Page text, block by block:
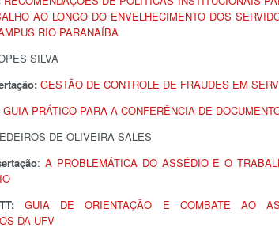
AO LONGO DO ENVELHECIMENTO DOS
RIO PARANAÍBA
SILVA
GESTÃO DE CONTROLE DE FRAUDES EM
GUIA PRÁTICO PARA A CONFERÊNCIA DE
DE OLIVEIRA SALES
: A PROBLEMÁTICA DO ASSÉDIO E O
GUIA DE ORIENTAÇÃO E COMBATE AO
DA UFV